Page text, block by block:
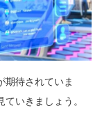
期待されていま
いきましょう。